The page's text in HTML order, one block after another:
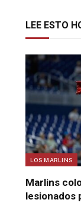
LEE ESTO
LOS MARLINS
Marlins
lesionados